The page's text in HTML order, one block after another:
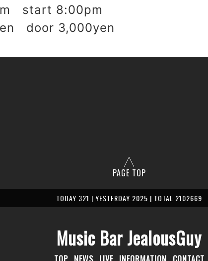
start 8:00pm
door 3,000yen
PAGE TOP
TODAY 321 | YESTERDAY 2025 | TOTAL 2102669
Music Bar JealousGuy